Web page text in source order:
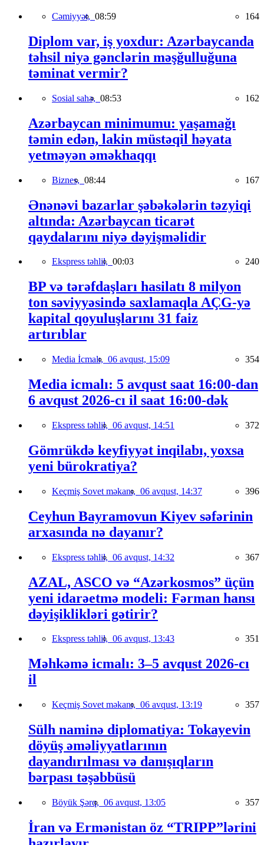
Cəmiyyət, 08:59 164
Diplom var, iş yoxdur: Azərbaycanda
təhsil niyə gənclərin məşğulluğuna
təminat vermir?
Sosial sahə, 08:53 162
Azərbaycan minimumu: yaşamağı
təmin edən, lakin müstəqil həyata
yetməyən əməkhaqqı
Biznes, 08:44 167
Ənənəvi bazarlar şəbəkələrin təzyiqi
altında: Azərbaycan ticarət
qaydalarını niyə dəyişməlidir
Ekspress təhlil, 00:03 240
BP və tərəfdaşları hasilatı 8 milyon
ton səviyyəsində saxlamaqla AÇG-yə
kapital qoyuluşlarını 31 faiz
artırıblar
Media İcmalı, 06 avqust, 15:09 354
Media icmalı: 5 avqust saat 16:00-dan
6 avqust 2026-cı il saat 16:00-dək
Ekspress təhlil, 06 avqust, 14:51 372
Gömrükdə keyfiyyət inqilabı, yoxsa
yeni bürokratiya?
Keçmiş Sovet məkanı, 06 avqust, 14:37 396
Ceyhun Bayramovun Kiyev səfərinin
arxasında nə dayanır?
Ekspress təhlil, 06 avqust, 14:32 367
AZAL, ASCO və “Azərkosmos” üçün
yeni idarəetmə modeli: Fərman hansı
dəyişiklikləri gətirir?
Ekspress təhlil, 06 avqust, 13:43 351
Məhkəmə icmalı: 3–5 avqust 2026-cı
il
Keçmiş Sovet məkanı, 06 avqust, 13:19 357
Sülh naminə diplomatiya: Tokayevin
döyüş əməliyyatlarının
dayandırılması və danışıqların
bərpası təşəbbüsü
Böyük Şərq, 06 avqust, 13:05 357
İran və Ermənistan öz “TRIPP”lərini